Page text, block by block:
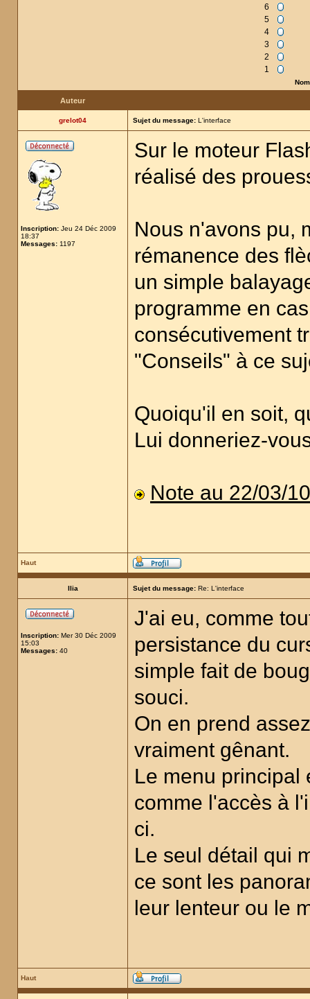
6
5
4
3
2
1
Auteur
grelot04 Sujet du message: L'interface
Inscription: Jeu 24 Déc 2009
18:37
Messages: 1197
Sur le moteur
réalisé des
Nous n'avons pu,
rémanence des
un simple
programme en
consécutivement
"Conseils" à ce
Quoiqu'il en soit,
Lui donneriez-
Note au 22/03/10
Haut
Ilia Sujet du message: Re: L'interface
Inscription: Mer 30 Déc 2009
15:03
Messages: 40
J'ai eu, comme
persistance du
simple fait de
souci.
On en prend
vraiment gênant.
Le menu principal
comme l'accès à
ci.
Le seul détail qui
ce sont les
leur lenteur ou le
Haut